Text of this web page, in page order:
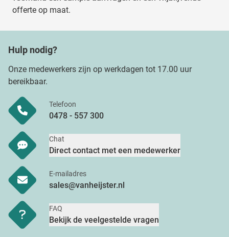
verzameld op basis van uw gebruik van hun services.
offerte op maat.
Hulp nodig?
Onze medewerkers zijn op werkdagen tot 17.00 uur
bereikbaar.
Telefoon
0478 - 557 300
Chat
Direct contact met een medewerker
E-mailadres
sales@vanheijster.nl
FAQ
Bekijk de veelgestelde vragen